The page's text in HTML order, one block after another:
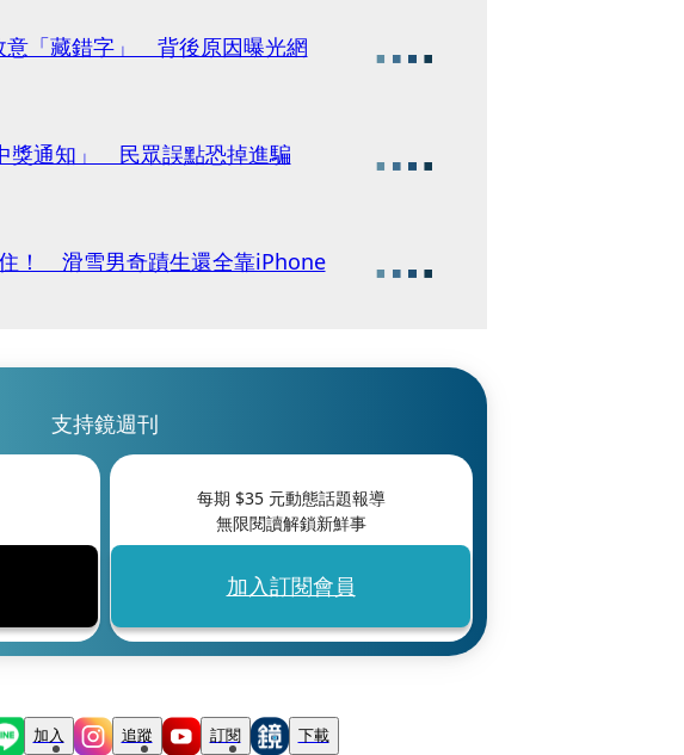
意「藏錯字」 背後原因曝光網
獎通知」 民眾誤點恐掉進騙
！ 滑雪男奇蹟生還全靠iPhone
支持鏡週刊
每期 $35元動態話題報導
無限閱讀解鎖新鮮事
加入訂閱會員
加入 追蹤 訂閱 下載